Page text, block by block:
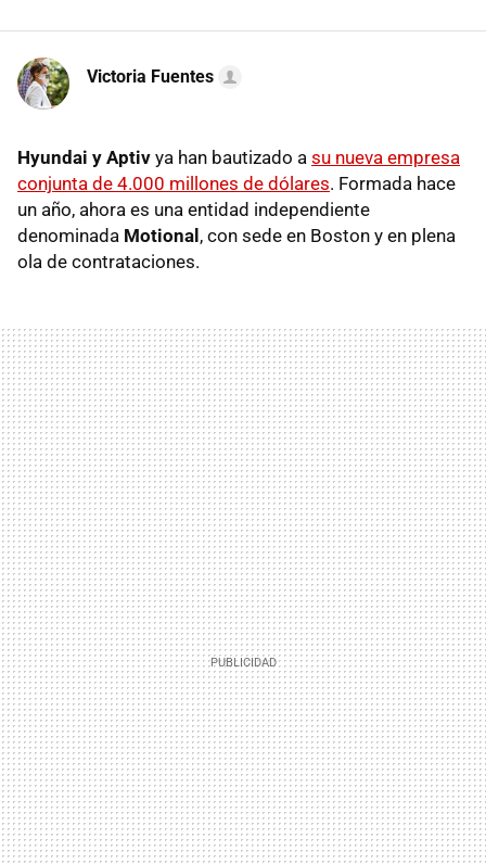
Victoria Fuentes
Hyundai y Aptiv ya han bautizado a su nueva empresa
conjunta de 4.000 millones de dólares. Formada hace
un año, ahora es una entidad independiente
denominada Motional, con sede en Boston y en plena
ola de contrataciones.